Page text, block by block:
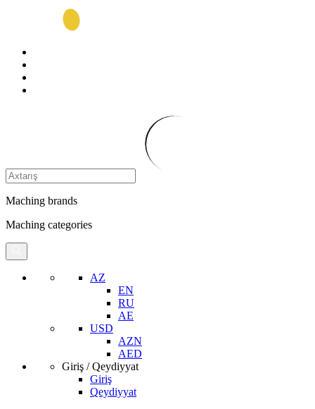
Maching brands
Maching categories
AZ
EN
RU
AE
USD
AZN
AED
Giriş / Qeydiyyat
Giriş
Qeydiyyat